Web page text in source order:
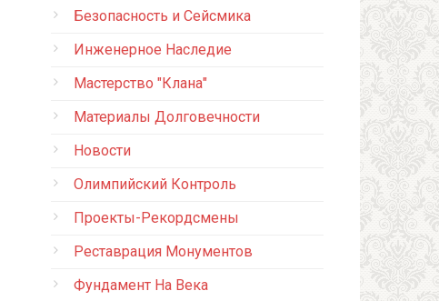
Безопасность и Сейсмика
Инженерное Наследие
Мастерство "Клана"
Материалы Долговечности
Новости
Олимпийский Контроль
Проекты-Рекордсмены
Реставрация Монументов
Фундамент На Века